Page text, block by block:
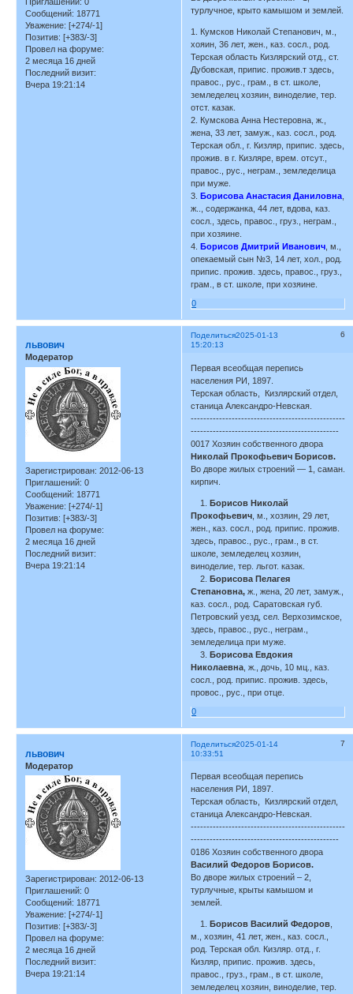
Приглашений: 0
Сообщений: 18771
Уважение: [+274/-1]
Позитив: [+383/-3]
Провел на форуме:
2 месяца 16 дней
Последний визит:
Вчера 19:21:14
турлучное, крыто камышом и землей.
1. Кумсков Николай Степанович, м.,
хояин, 36 лет, жен., каз. сосл., род.
Терская область Кизлярский отд., ст.
Дубовская, припис. прожив.т здесь,
правос., рус., грам., в ст. школе,
земледелец хозяин, виноделие, тер.
отст. казак.
2. Кумскова Анна Нестеровна, ж.,
жена, 33 лет, замуж., каз. сосл., род.
Терская обл., г. Кизляр, припис. здесь,
прожив. в г. Кизляре, врем. отсут.,
правос., рус., неграм., земледелица
при муже.
3.Борисова Анастасия Даниловна
ж.., содержанка, 44 лет, вдова, каз.
сосл., здесь, правос., груз., неграм.,
при хозяине.
4.Борисов Дмитрий Иванович , м.,
опекаемый сын №3, 14 лет, хол., род.
припис. прожив. здесь, правос., груз.,
грам., в ст. школе, при хозяине.
0
Поделиться 6
2025-01-13
15:20:13
львович
Модератор
Зарегистрирован: 2012-06-13
Приглашений: 0
Сообщений: 18771
Уважение: [+274/-1]
Позитив: [+383/-3]
Провел на форуме:
2 месяца 16 дней
Последний визит:
Вчера 19:21:14
Первая всеобщая перепись
населения РИ, 1897.
Терская область, Кизлярский отдел,
станица Александро-Невская.
-------------------------------------------------
-----------------------------------------------
0017 Хозяин собственного двора
Николай Прокофьевич Борисов.
Во дворе жилых строений — 1, саман.
кирпич.
1.Борисов Николай
Прокофьевич , м., хозяин, 29 лет,
жен., каз. сосл., род. припис. прожив.
здесь, правос., рус., грам., в ст.
школе, земледелец хозяин,
виноделие, тер. льгот. казак.
2.Борисова Пелагея
Степановна, ж., жена, 20 лет, замуж.,
каз. сосл., род. Саратовская губ.
Петровский уезд, сел. Верхозимское,
здесь, правос., рус., неграм.,
земледелица при муже.
3. Борисова Евдокия
Николаевна , ж., дочь, 10 мц., каз.
сосл., род. припис. прожив. здесь,
провос., рус., при отце.
0
Поделиться 7
2025-01-14
10:33:51
львович
Модератор
Зарегистрирован: 2012-06-13
Приглашений: 0
Сообщений: 18771
Уважение: [+274/-1]
Позитив: [+383/-3]
Провел на форуме:
2 месяца 16 дней
Последний визит:
Вчера 19:21:14
Первая всеобщая перепись
населения РИ, 1897.
Терская область, Кизлярский отдел,
станица Александро-Невская.
-------------------------------------------------
-----------------------------------------------
0186 Хозяин собственного двора
Василий Федоров Борисов.
Во дворе жилых строений – 2,
турлучные, крыты камышом и
землей.
1. Борисов Василий Федоров
м., хозяин, 41 лет, жен., каз. сосл.,
род. Терская обл. Кизляр. отд., г.
Кизляр, припис. прожив. здесь,
правос., груз., грам., в ст. школе,
земледелец хозяин, виноделие, тер.